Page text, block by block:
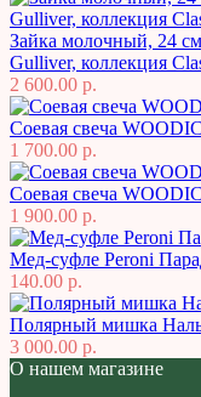
Зайка молочный, 24
Gulliver, коллекция
2 600.00 р.
Соевая свеча
1 700.00 р.
Соевая свеча
1 900.00 р.
Мед-суфле Peroni
140.00 р.
Полярный мишка
3 000.00 р.
О нашем магазине